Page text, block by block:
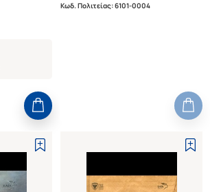
Κωδ. Πολιτείας:6101-0004